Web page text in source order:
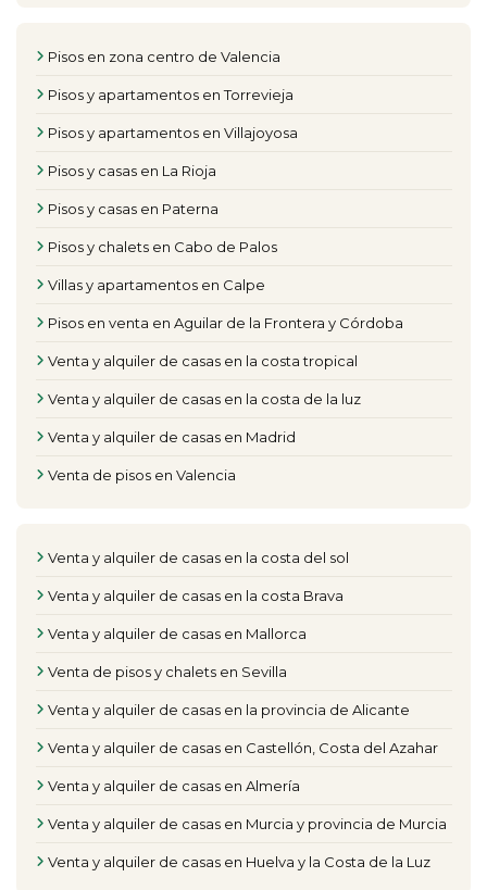
Pisos en zona centro de Valencia
Pisos y apartamentos en Torrevieja
Pisos y apartamentos en Villajoyosa
Pisos y casas en La Rioja
Pisos y casas en Paterna
Pisos y chalets en Cabo de Palos
Villas y apartamentos en Calpe
Pisos en venta en Aguilar de la Frontera y Córdoba
Venta y alquiler de casas en la costa tropical
Venta y alquiler de casas en la costa de la luz
Venta y alquiler de casas en Madrid
Venta de pisos en Valencia
Venta y alquiler de casas en la costa del sol
Venta y alquiler de casas en la costa Brava
Venta y alquiler de casas en Mallorca
Venta de pisos y chalets en Sevilla
Venta y alquiler de casas en la provincia de Alicante
Venta y alquiler de casas en Castellón, Costa del Azahar
Venta y alquiler de casas en Almería
Venta y alquiler de casas en Murcia y provincia de Murcia
Venta y alquiler de casas en Huelva y la Costa de la Luz